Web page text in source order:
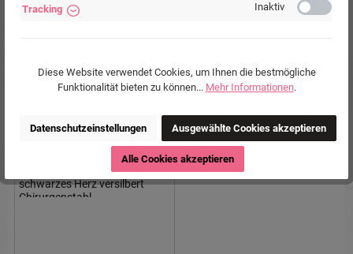
%
Bauchnabelpiercing
schwarzes Herz versilbert
Chirurgenstahl
Tracking Inaktiv
Diese Website verwendet Cookies, um Ihnen die bestmögliche
Funktionalität bieten zu können... Mehr Informationen.
Datenschutzeinstellungen Ausgewählte Cookies akzeptieren
Alle Cookies akzeptieren